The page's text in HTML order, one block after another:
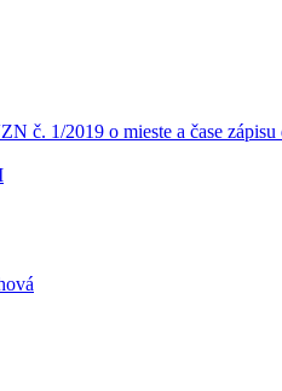
č. 1/2019 o mieste a čase